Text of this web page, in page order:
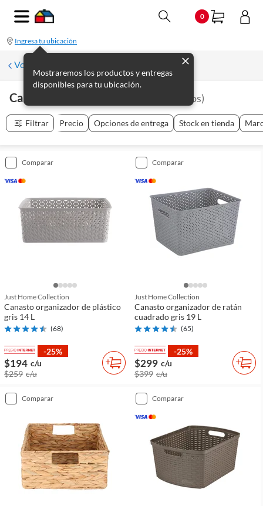
0
Ingresa tu ubicación
Mostraremos los productos y entregas
disponibles para tu ubicación.
Volver a Organización de baño
Canastos Organizadores productos)
Filtrar Precio Opciones de entrega Stock en tienda
comparar
Just Home Collection
Canasto organizador de plástico
gris 14 L
(68)
-25%
$194 c/u
$259 c/u
comparar
Just Home Collection
Canasto organizador de ratán
cuadrado gris 19 L
(65)
-25%
$299 c/u
$399 c/u
comparar comparar